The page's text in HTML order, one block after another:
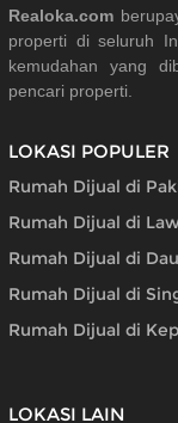
Realoka.com
properti di seluruh
kemudahan yang
pencari properti.
LOKASI POPULER
Rumah Dijual di
Rumah Dijual di
Rumah Dijual di Dau
Rumah Dijual di
Rumah Dijual di
LOKASI LAIN